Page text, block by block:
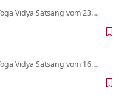
Vidya Satsang vom 23.…
Vidya Satsang vom 16.…